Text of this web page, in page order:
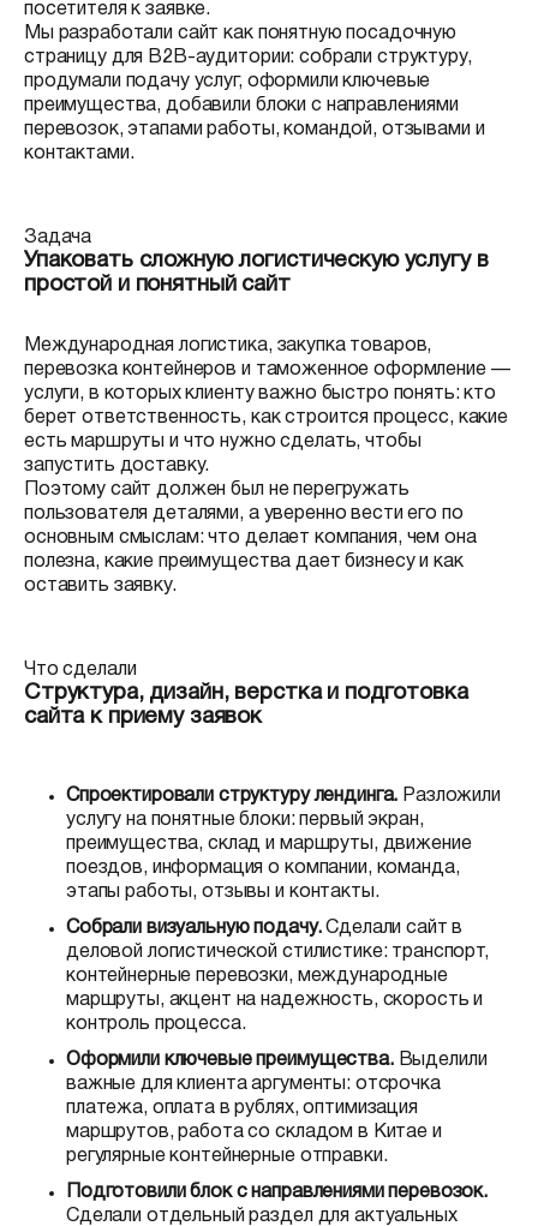
посетителя к заявке.
Мы разработали сайт как понятную посадочную
страницу для B2B-аудитории: собрали структуру,
продумали подачу услуг, оформили ключевые
преимущества, добавили блоки с направлениями
перевозок, этапами работы, командой, отзывами и
контактами.
Задача
Упаковать сложную логистическую услугу в
простой и понятный сайт
Международная логистика, закупка товаров,
перевозка контейнеров и таможенное оформление —
услуги, в которых клиенту важно быстро понять: кто
берет ответственность, как строится процесс, какие
есть маршруты и что нужно сделать, чтобы
запустить доставку.
Поэтому сайт должен был не перегружать
пользователя деталями, а уверенно вести его по
основным смыслам: что делает компания, чем она
полезна, какие преимущества дает бизнесу и как
оставить заявку.
Что сделали
Структура, дизайн, верстка и подготовка
сайта к приему заявок
Спроектировали структуру лендинга. Разложили
услугу на понятные блоки: первый экран,
преимущества, склад и маршруты, движение
поездов, информация о компании, команда,
этапы работы, отзывы и контакты.
Собрали визуальную подачу.Сделали сайт в
деловой логистической стилистике: транспорт,
контейнерные перевозки, международные
маршруты, акцент на надежность, скорость и
контроль процесса.
Оформили ключевые преимущества.Выделили
важные для клиента аргументы: отсрочка
платежа, оплата в рублях, оптимизация
маршрутов, работа со складом в Китае и
регулярные контейнерные отправки.
Подготовили блок с направлениями перевозок.
Сделали отдельный раздел для актуальных